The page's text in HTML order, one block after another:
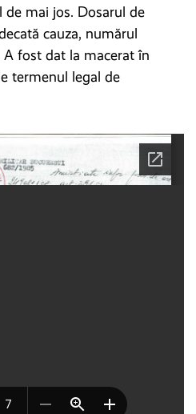
mai jos. Dosarul de
cauza, numărul
fost dat la macerat în
termenul legal de